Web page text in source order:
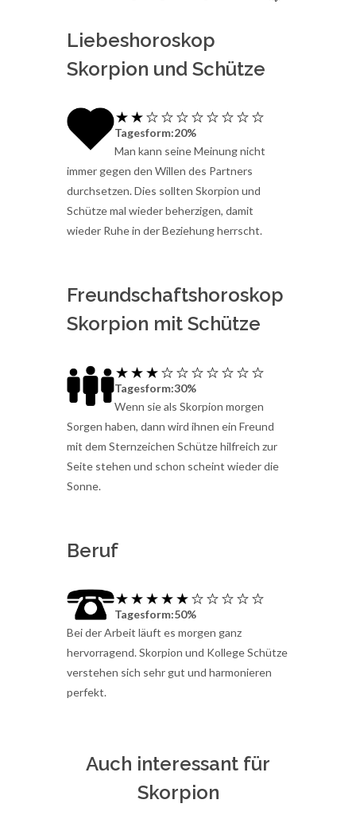
Liebeshoroskop
Skorpion und Schütze
Tagesform:20%
Man kann seine Meinung nicht
immer gegen den Willen des Partners
durchsetzen. Dies sollten Skorpion und
Schütze mal wieder beherzigen, damit
wieder Ruhe in der Beziehung herrscht.
Freundschaftshoroskop
Skorpion mit Schütze
Tagesform:30%
Wenn sie als Skorpion morgen
Sorgen haben, dann wird ihnen ein Freund
mit dem Sternzeichen Schütze hilfreich zur
Seite stehen und schon scheint wieder die
Sonne.
Beruf
Tagesform:50%
Bei der Arbeit läuft es morgen ganz
hervorragend. Skorpion und Kollege Schütze
verstehen sich sehr gut und harmonieren
perfekt.
Auch interessant für
Skorpion